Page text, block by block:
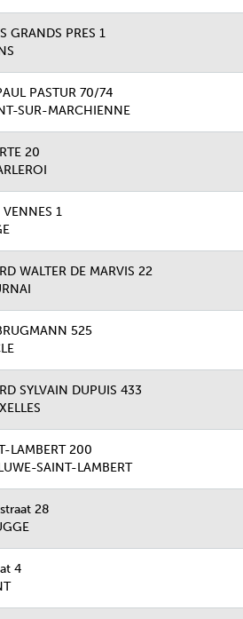
GRANDS PRES 1
PASTUR 70/74
SUR-MARCHIENNE
20
1
WALTER DE MARVIS 22
525
SYLVAIN DUPUIS 433
LAMBERT 200
SAINT-LAMBERT
28
4